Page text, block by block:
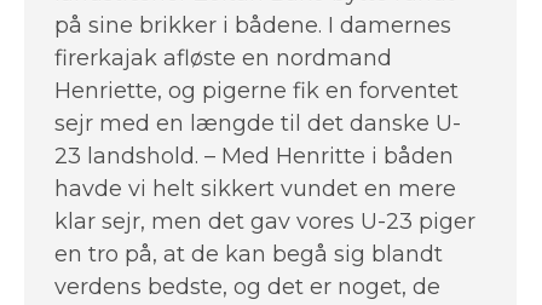
på sine brikker i bådene. I damernes
firerkajak afløste en nordmand
Henriette, og pigerne fik en forventet
sejr med en længde til det danske U-
23 landshold. – Med Henritte i båden
havde vi helt sikkert vundet en mere
klar sejr, men det gav vores U-23 piger
en tro på, at de kan begå sig blandt
verdens bedste, og det er noget, de